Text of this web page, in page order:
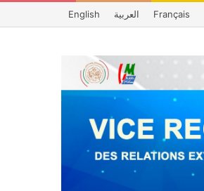
Français العربية English